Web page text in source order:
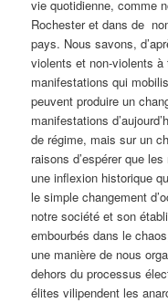
vie quotidienne, comme
Rochester et dans de
pays. Nous savons,
violents et non-violents
manifestations qui
peuvent produire un
manifestations
de régime, mais sur un
raisons d’espérer que
une inflexion historique
le simple changement
notre société et son
embourbés dans le
une manière de nous
dehors du processus
élites vilipendent les